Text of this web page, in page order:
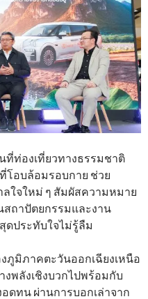
ที่ท่องเที่ยวทางธรรมชาติ
โอบล้อมรอบกาย ช่วย
ลใจใหม่ ๆ สัมผัสความหมาย
ถาปัตยกรรมและงาน
ดประทับใจไม่รู้ลืม
ภูมิภาคตะวันออกเฉียงเหนือ
พลังเชิงบวกไปพร้อมกับ
ดทน ผ่านการบอกเล่าจาก